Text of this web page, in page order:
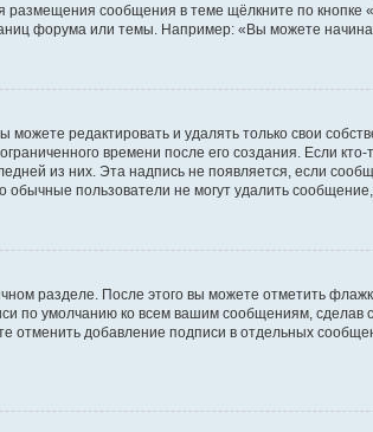
сообщения в теме щёлкните по кнопке
форума или темы. Например: «Вы можете
редактировать и удалять только свои
времени после его создания. Если
из них. Эта надпись не появляется, если
пользователи не могут удалить сообщение,
разделе. После этого вы можете отметить
по умолчанию ко всем вашим сообщениям,
отменить добавление подписи в отдельных